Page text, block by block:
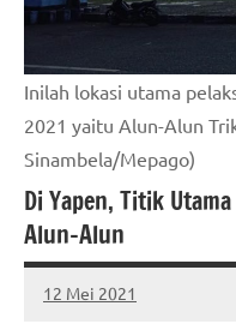
Inilah lokasi utama
2021 yaitu Alun-Alun
Sinambela/Mepago)
Di Yapen, Titik
Alun-Alun
12 Mei 2021
MEPAGO
No